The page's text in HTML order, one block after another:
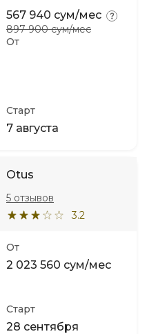
От
567 940 сум/мес
897 900 сум/мес
Старт
7 августа
Otus
3.2
5 отзывов
От
2 023 560 сум/мес
Старт
28 сентября